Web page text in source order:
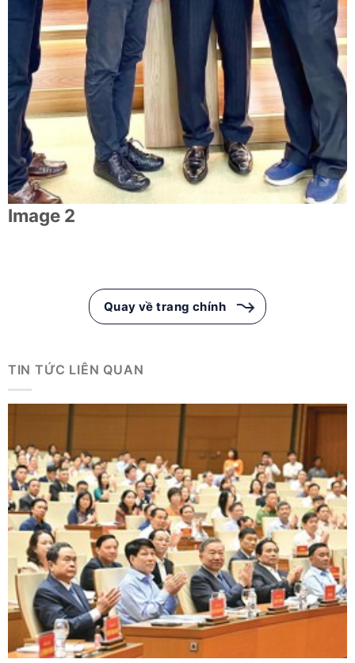
Image 2
Quay về trang chính
TIN TỨC LIÊN QUAN